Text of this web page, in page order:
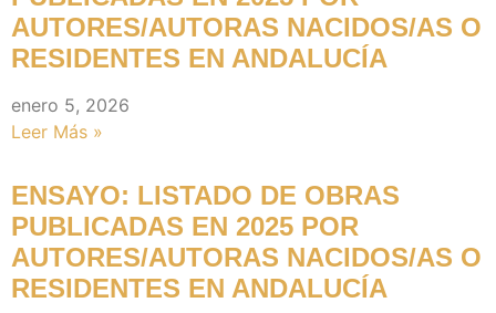
AUTORES/AUTORAS NACIDOS/AS O
RESIDENTES EN ANDALUCÍA
enero 5, 2026
Leer Más »
ENSAYO: LISTADO DE OBRAS
PUBLICADAS EN 2025 POR
AUTORES/AUTORAS NACIDOS/AS O
RESIDENTES EN ANDALUCÍA